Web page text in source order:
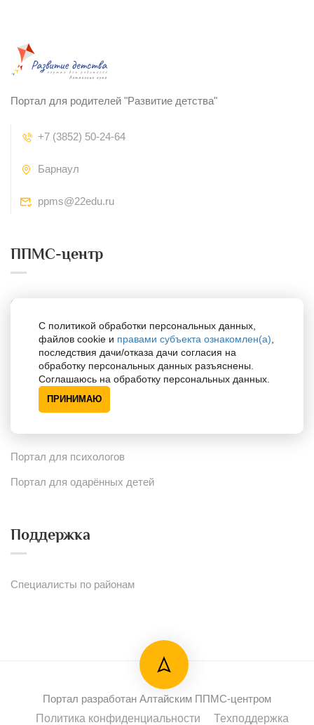
Портал для родителей "Развитие детства"
+7 (3852) 50-24-64
Барнаул
ppms@22edu.ru
ППМС-центр
Официальный сайт
Контакты
Адрес
Сайты
Портал для психологов
Портал для одарённых детей
Поддержка
Специалисты по районам
Портал разработан Алтайским ППМС-центром
Политика конфиденциальности
Техподдержка
С политикой обработки персональных данных,
файлов cookie и правами субъекта ознакомлен(а)
последствия дачи/отказа дачи согласия на
обработку персональных данных разъяснены.
Соглашаюсь на обработку персональных данных.
ПРИНИМАЮ